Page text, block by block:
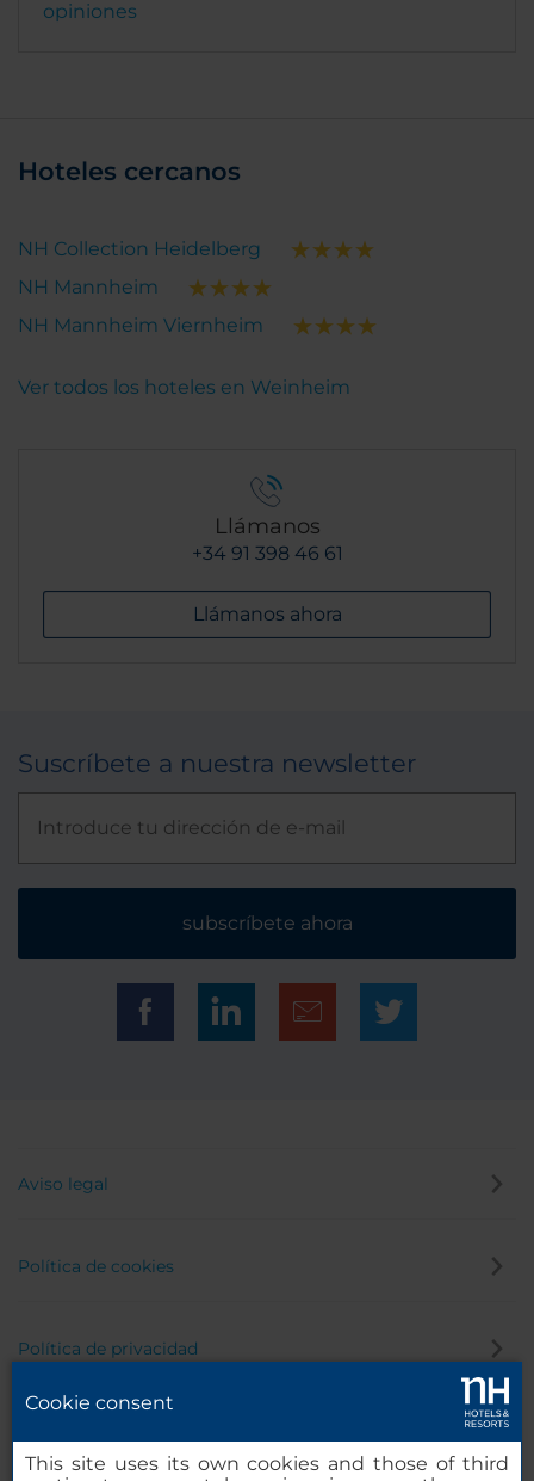
opiniones
Hoteles cercanos
NH Collection Heidelberg
NH Mannheim
NH Mannheim Viernheim
Ver todos los hoteles en Weinheim
Llámanos
+34 91 398 46 61
Llámanos ahora
Suscríbete a nuestra newsletter
subscríbete ahora
Aviso legal
Política de cookies
Política de privacidad
Cookie consent
This site uses its own cookies and those of third